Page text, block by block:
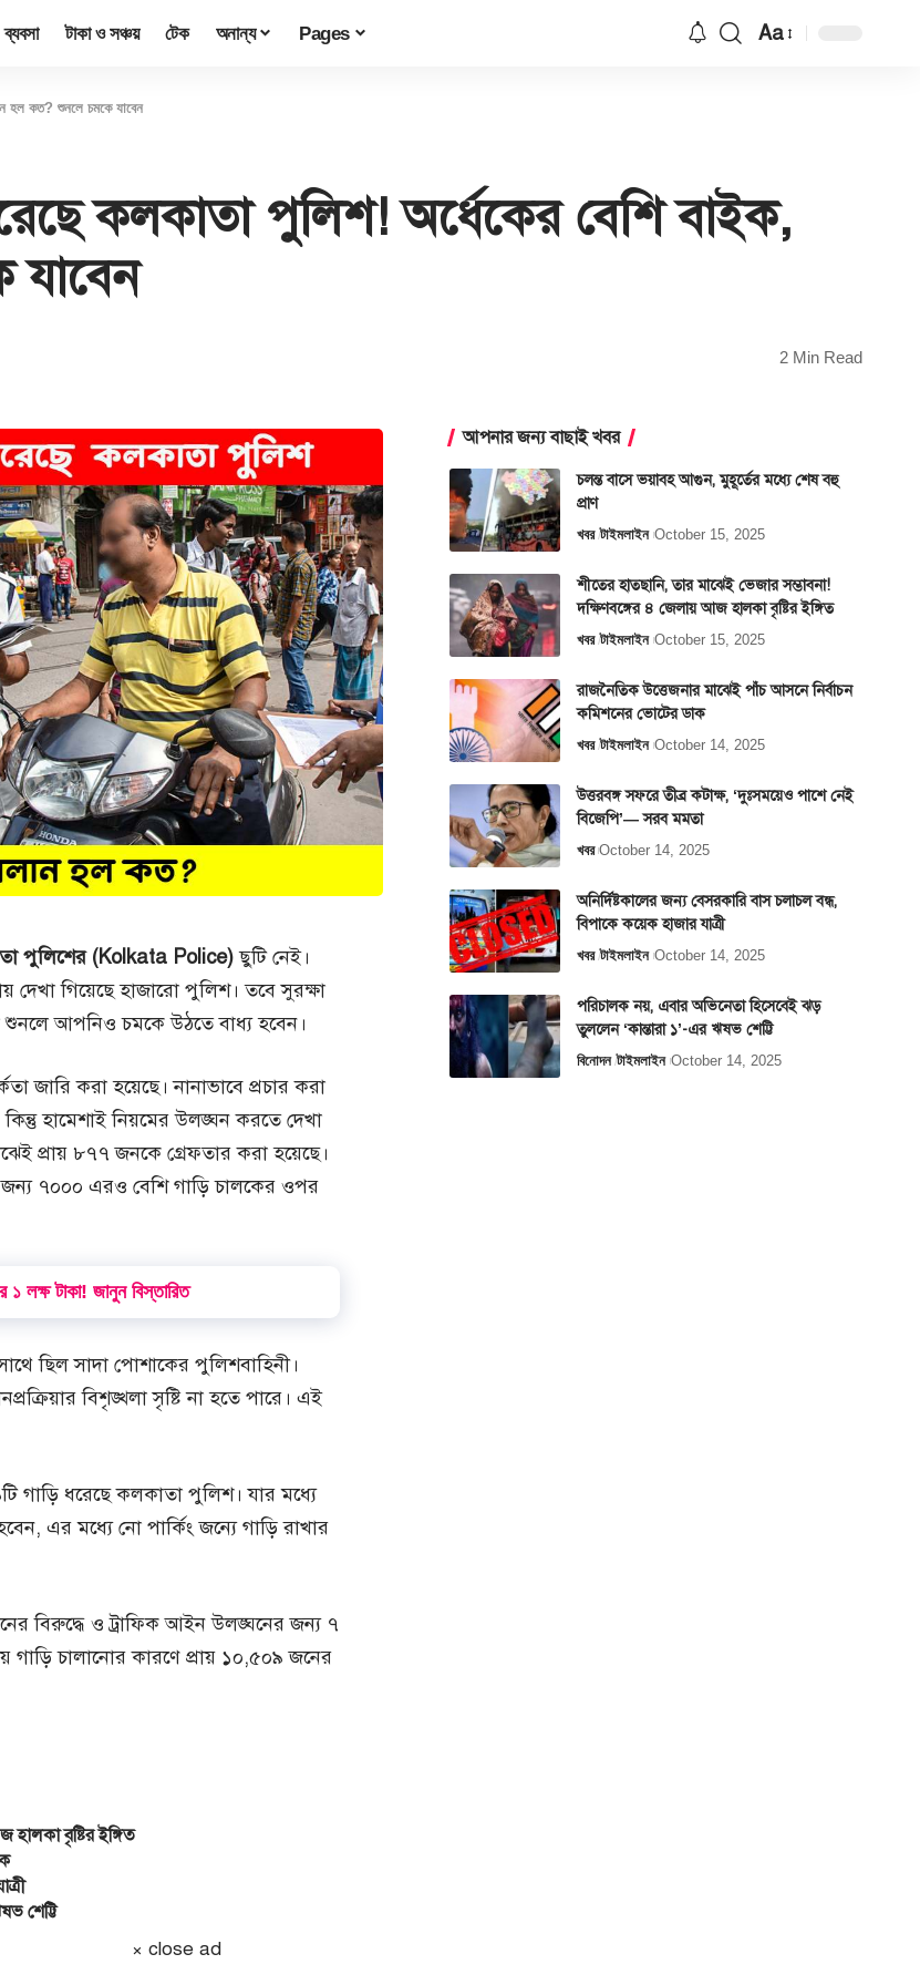
ব্যবসা টাকা ও সঞ্চয় টেক অনান্য Pages
Font
Aa
হল কত? শুনলে চমকে যাবেন
কলকাতা পুলিশ! অর্ধেকের বেশি বাইক,
2 Min Read
পুলিশের (Kolkata Police)ছুটি নেই।
দেখা গিয়েছে হাজারো পুলিশ। তবে সুরক্ষা
আপনিও চমকে উঠতে বাধ্য হবেন।
জারি করা হয়েছে। নানাভাবে প্রচার করা
হামেশাই নিয়মের উলঙ্ঘন করতে দেখা
প্রায় ৮৭৭ জনকে গ্রেফতার করা হয়েছে।
৭০০০ এরও বেশি গাড়ি চালকের ওপর
টাকা! জানুন বিস্তারিত
ছিল সাদা পোশাকের পুলিশবাহিনী।
বিশৃঙ্খলা সৃষ্টি না হতে পারে। এই
গাড়ি ধরেছে কলকাতা পুলিশ। যার মধ্যে
এর মধ্যে নো পার্কিং জন্যে গাড়ি রাখার
বিরুদ্ধে ও ট্রাফিক আইন উলঙ্ঘনের জন্য ৭
চালানোর কারণে প্রায় ১০,৫০৯ জনের
বৃষ্টির ইঙ্গিত
শেট্টি
আপনার জন্য বাছাই খবর
চলন্ত বাসে ভয়াবহ আগুন, মুহূর্তের মধ্যে শেষ বহু
প্রাণ
খবর টাইমলাইন October 15, 2025
শীতের হাতছানি, তার মাঝেই ভেজার সম্ভাবনা!
দক্ষিণবঙ্গের ৪ জেলায় আজ হালকা বৃষ্টির ইঙ্গিত
খবর টাইমলাইন October 15, 2025
রাজনৈতিক উত্তেজনার মাঝেই পাঁচ আসনে নির্বাচন
কমিশনের ভোটের ডাক
খবর টাইমলাইন October 14, 2025
উত্তরবঙ্গ সফরে তীব্র কটাক্ষ, ‘দুঃসময়েও পাশে নেই
বিজেপি’— সরব মমতা
খবর October 14, 2025
অনির্দিষ্টকালের জন্য বেসরকারি বাস চলাচল বন্ধ,
বিপাকে কয়েক হাজার যাত্রী
খবর টাইমলাইন October 14, 2025
পরিচালক নয়, এবার অভিনেতা হিসেবেই ঝড়
তুললেন ‘কান্তারা ১’-এর ঋষভ শেট্টি
বিনোদন টাইমলাইন October 14, 2025
× close ad